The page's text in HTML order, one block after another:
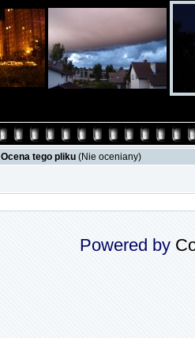
Ocena tego pliku (Nie oceniany)
Powered by